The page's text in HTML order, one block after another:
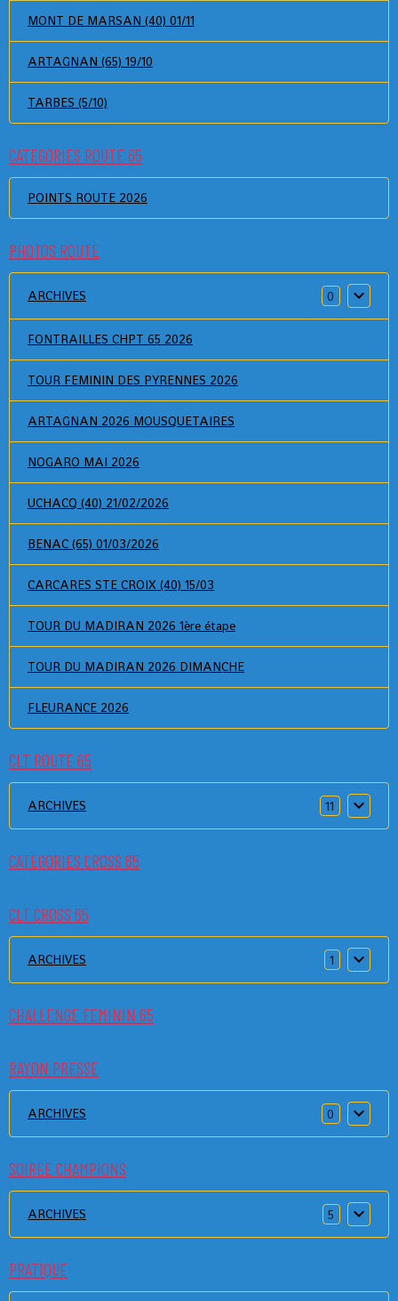
MONT DE MARSAN (40) 01/11
ARTAGNAN (65) 19/10
TARBES (5/10)
CATEGORIES ROUTE 65
POINTS ROUTE 2026
PHOTOS ROUTE
ARCHIVES 0
FONTRAILLES CHPT 65 2026
TOUR FEMININ DES PYRENNES 2026
ARTAGNAN 2026 MOUSQUETAIRES
NOGARO MAI 2026
UCHACQ (40) 21/02/2026
BENAC (65) 01/03/2026
CARCARES STE CROIX (40) 15/03
TOUR DU MADIRAN 2026 1ère étape
TOUR DU MADIRAN 2026 DIMANCHE
FLEURANCE 2026
CLT ROUTE 65
ARCHIVES 11
CATEGORIES CROSS 65
CLT CROSS 65
ARCHIVES 1
CHALLENGE FEMININ 65
RAYON PRESSE
ARCHIVES 0
SOIREE CHAMPIONS
ARCHIVES 5
PRATIQUE